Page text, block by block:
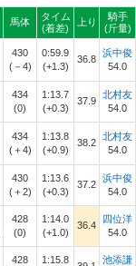
馬体
タイム
(着差)
上り
騎手
(斤量)
430
(－4)
0:59.9
(+1.3)
36.8
浜中俊
54.0
434
(0)
1:13.7
(+0.3)
37.9
北村友
54.0
434
(＋4)
1:13.8
(+0.9)
38.2
北村友
54.0
430
(＋2)
1:13.6
(+0.3)
37.2
浜中俊
54.0
428
(0)
1:14.0
(+1.0)
36.4
四位洋
54.0
428
1:15.8
池添謙